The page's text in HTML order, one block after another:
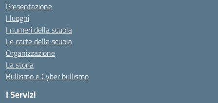
Presentazione
I luoghi
I numeri della scuola
Le carte della scuola
Organizzazione
La storia
Bullismo e Cyber bullismo
I Servizi